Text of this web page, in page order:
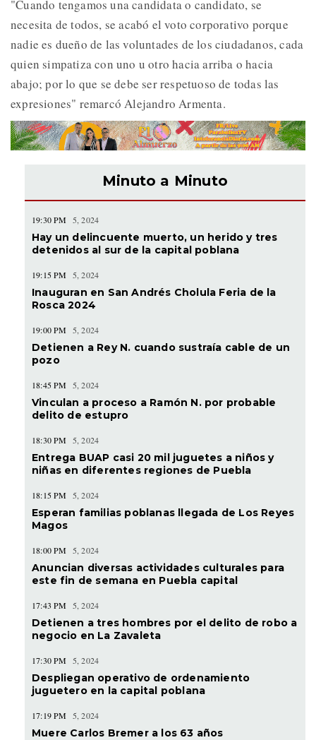
"Cuando tengamos una candidata o candidato, se
necesita de todos, se acabó el voto corporativo porque
nadie es dueño de las voluntades de los ciudadanos, cada
quien simpatiza con uno u otro hacia arriba o hacia
abajo; por lo que se debe ser respetuoso de todas las
expresiones" remarcó Alejandro Armenta.
Minuto a Minuto
19:30 PM 5, 2024
Hay un delincuente muerto, un herido y tres
detenidos al sur de la capital poblana
19:15 PM 5, 2024
Inauguran en San Andrés Cholula Feria de la
Rosca 2024
19:00 PM 5, 2024
Detienen a Rey N. cuando sustraía cable de un
pozo
18:45 PM 5, 2024
Vinculan a proceso a Ramón N. por probable
delito de estupro
18:30 PM 5, 2024
Entrega BUAP casi 20 mil juguetes a niños y
niñas en diferentes regiones de Puebla
18:15 PM 5, 2024
Esperan familias poblanas llegada de Los Reyes
Magos
18:00 PM 5, 2024
Anuncian diversas actividades culturales para
este fin de semana en Puebla capital
17:43 PM 5, 2024
Detienen a tres hombres por el delito de robo a
negocio en La Zavaleta
17:30 PM 5, 2024
Despliegan operativo de ordenamiento
juguetero en la capital poblana
17:19 PM 5, 2024
Muere Carlos Bremer a los 63 años